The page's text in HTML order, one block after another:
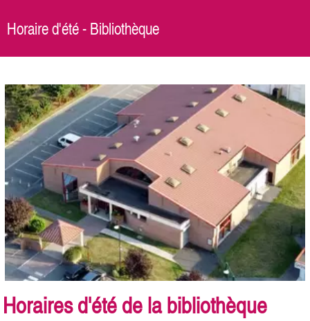
Horaire d'été - Bibliothèque
Horaires d'été de la bibliothèque